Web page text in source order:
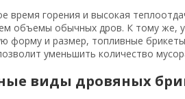
время горения и высокая
объемы обычных дров. К тому же,
форму и размер, топливные
уменьшить количество
виды дровяных